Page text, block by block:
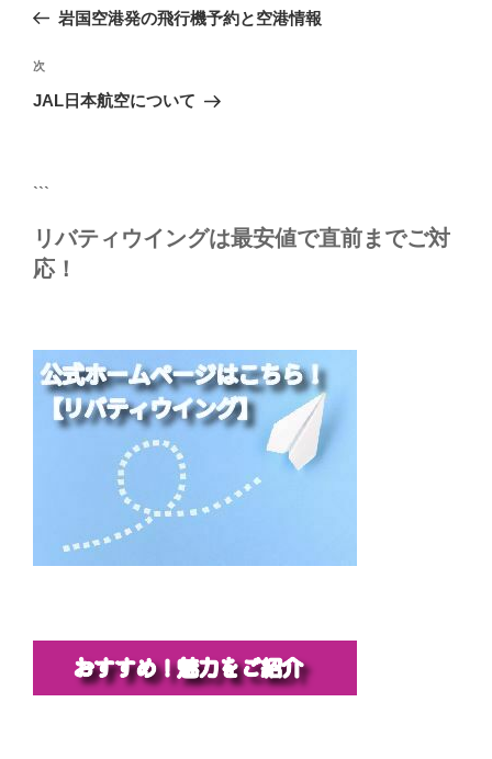
ビ
ゲ
ョ
の
稿
岩国空港発の飛行機予約と空港情報
次
の
次
JAL日本航空について
```
リバティウイングは最安値で直前までご対
応！